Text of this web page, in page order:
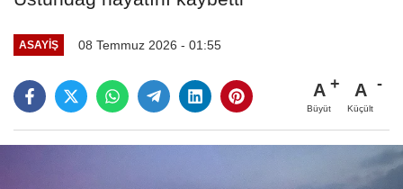
ASAYIŞ 08 Temmuz 2026 - 01:55
A
Büyüt
A
Küçült